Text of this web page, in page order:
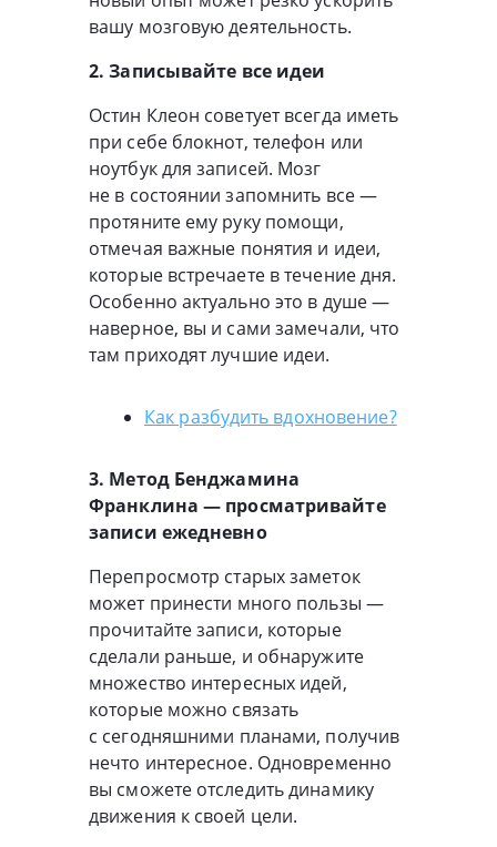
вашу мозговую деятельность.
2. Записывайте все идеи
Остин Клеон советует всегда иметь
при себе блокнот, телефон или
ноутбук для записей. Мозг
не в состоянии запомнить все —
протяните ему руку помощи,
отмечая важные понятия и идеи,
которые встречаете в течение дня.
Особенно актуально это в душе —
наверное, вы и сами замечали, что
там приходят лучшие идеи.
Как разбудить вдохновение?
3. Метод Бенджамина
Франклина — просматривайте
записи ежедневно
Перепросмотр старых заметок
может принести много пользы —
прочитайте записи, которые
сделали раньше, и обнаружите
множество интересных идей,
которые можно связать
с сегодняшними планами, получив
нечто интересное. Одновременно
вы сможете отследить динамику
движения к своей цели.